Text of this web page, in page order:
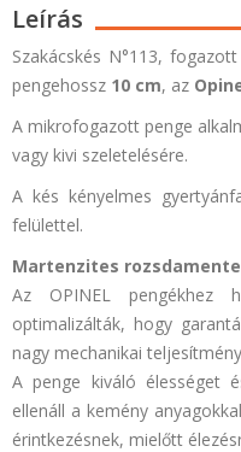
Leírás
Szakácskés N°113,
pengehossz 10 cm, az
A mikrofogazott penge
vagy kivi szeletelésére.
A kés kényelmes
felülettel.
Martenzites
Az OPINEL pengékhez
optimalizálták, hogy
nagy mechanikai
A penge kiváló élességet
ellenáll a kemény
érintkezésnek, mielőtt